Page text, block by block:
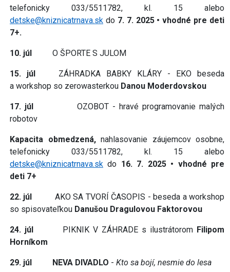
telefonicky 033/5511782, kl. 15 alebo
detske@kniznicatrnava.sk do 7. 7. 2025 • vhodné pre deti
7+.
10. júl O ŠPORTE S JULOM
15. júl ZÁHRADKA BABKY KLÁRY - EKO beseda
a workshop so zerowasterkou Danou Moderdovskou
17. júl OZOBOT - hravé programovanie malých
robotov
Kapacita obmedzená, nahlasovanie záujemcov osobne,
telefonicky 033/5511782, kl. 15 alebo
detske@kniznicatrnava.sk do 16. 7. 2025 • vhodné pre
deti 7+
22. júl AKO SA TVORÍ ČASOPIS - beseda a workshop
so spisovateľkou Danušou Dragulovou Faktorovou
24. júl PIKNIK V ZÁHRADE s ilustrátorom Filipom
Horníkom
29. júl NEVA DIVADLO - Kto sa bojí, nesmie do lesa